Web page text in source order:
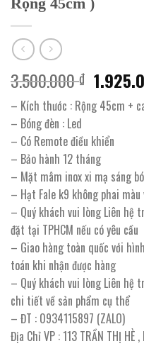
3.500.000₫ Giá
gốc
là:
– Kích thước : Rộng 45cm +
– Bóng đèn : Led
– Có Remote điều khiển
– Bảo hành 12 tháng
– Mặt mâm inox xi mạ sáng
– Hạt Fale k9 không phai
– Quý khách vui lòng Liên
đặt tại TPHCM nếu có yêu cầu
– Giao hàng toàn quốc với
toán khi nhận được hàng
– Quý khách vui lòng Liên hệ
chi tiết về sản phẩm cụ thể
– ĐT : 0934115897 (ZALO)
Địa Chỉ VP : 113 TRẦN THỊ HÈ ,